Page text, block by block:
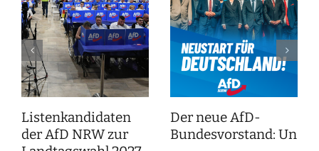
Listenkandidaten
der AfD NRW zur
Der neue AfD-
Bundesvorstand: